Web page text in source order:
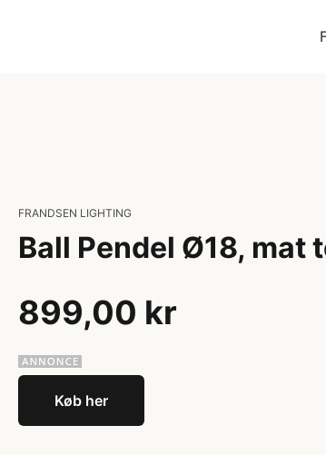
FRANDSEN LIGHTING
Ball Pendel Ø18, mat
899,00 kr
Køb her